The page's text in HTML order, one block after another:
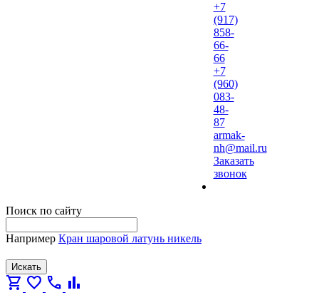
+7
(917)
858-
66-
66
+7
(960)
083-
48-
87
armak-
nh@mail.ru
Заказать
звонок
Поиск по сайту
Например Кран шаровой латунь никель
Искать
shopping_cart favorite call bar_chart